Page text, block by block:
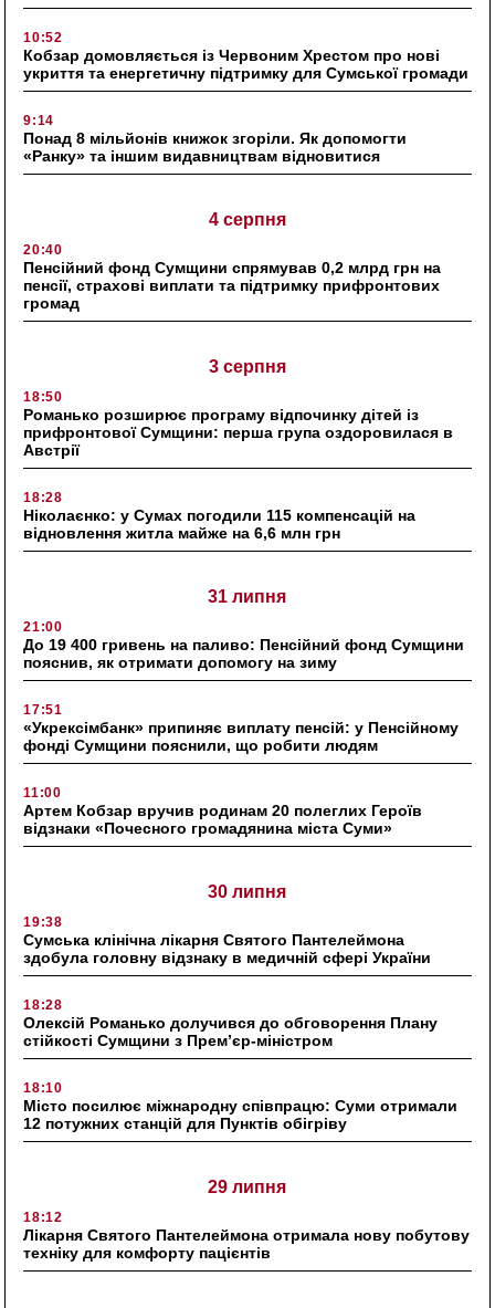
10:52
Кобзар домовляється із Червоним Хрестом про нові
укриття та енергетичну підтримку для Сумської громади
9:14
Понад 8 мільйонів книжок згоріли. Як допомогти
«Ранку» та іншим видавництвам відновитися
4 серпня
20:40
Пенсійний фонд Сумщини спрямував 0,2 млрд грн на
пенсії, страхові виплати та підтримку прифронтових
громад
3 серпня
18:50
Романько розширює програму відпочинку дітей із
прифронтової Сумщини: перша група оздоровилася в
Австрії
18:28
Ніколаєнко: у Сумах погодили 115 компенсацій на
відновлення житла майже на 6,6 млн грн
31 липня
21:00
До 19 400 гривень на паливо: Пенсійний фонд Сумщини
пояснив, як отримати допомогу на зиму
17:51
«Укрексімбанк» припиняє виплату пенсій: у Пенсійному
фонді Сумщини пояснили, що робити людям
11:00
Артем Кобзар вручив родинам 20 полеглих Героїв
відзнаки «Почесного громадянина міста Суми»
30 липня
19:38
Сумська клінічна лікарня Святого Пантелеймона
здобула головну відзнаку в медичній сфері України
18:28
Олексій Романько долучився до обговорення Плану
стійкості Сумщини з Прем’єр-міністром
18:10
Місто посилює міжнародну співпрацю: Суми отримали
12 потужних станцій для Пунктів обігріву
29 липня
18:12
Лікарня Святого Пантелеймона отримала нову побутову
техніку для комфорту пацієнтів